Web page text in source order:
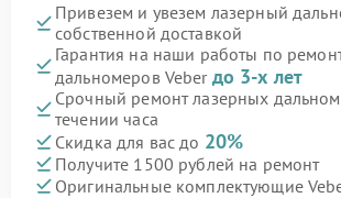
Привезем и увезем лазерный
собственной доставкой
Гарантия на наши работы по
дальномеров Veber до 3-х лет
Срочный ремонт лазерных
течении часа
Скидка для вас до 20%
Получите 1500 рублей на ремонт
Оригинальные комплектующие